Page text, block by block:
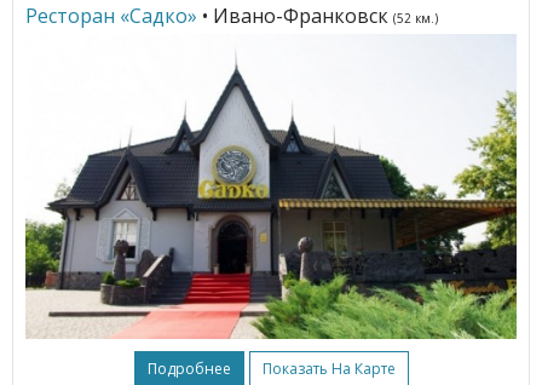
Ресторан «Садко» • Ивано-Франковск (52 км.)
Подробнее Показать На Карте